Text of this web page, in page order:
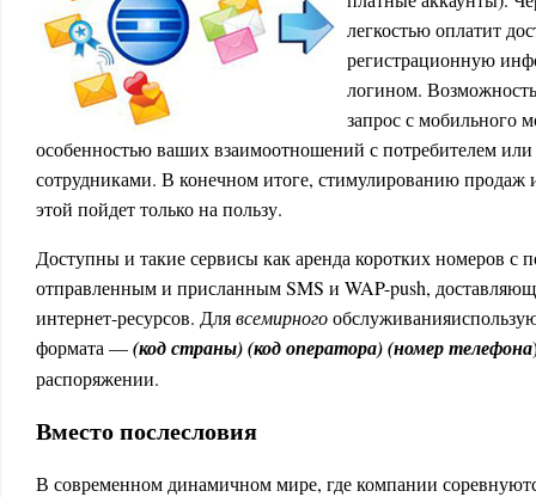
легкостью оплатит
регистрационную
логином. Возможность
запрос с мобильного
особенностью ваших взаимоотношений с потребителем
сотрудниками. В конечном итоге, стимулированию продаж
этой пойдет только на пользу.
Доступны и такие сервисы как аренда коротких номеров с
отправленным и присланным SMS и WAP-push,
интернет-ресурсов. Длявсемирного
формата —(код страны) (код оператора) (номер телефона
распоряжении.
Вместо послесловия
В современном динамичном мире, где компании